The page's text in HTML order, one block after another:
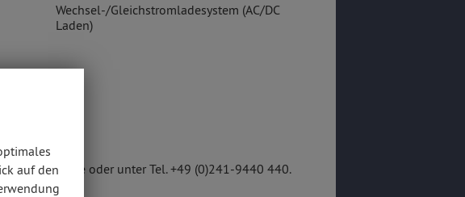
Wechsel-/Gleichstromladesystem (AC/DC
Laden)
oder unter Tel. +49 (0)241-9440 440.
auf den